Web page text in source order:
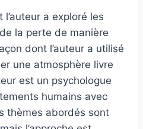
l’auteur a exploré les
la perte de manière
dont l’auteur a utilisé
une atmosphère livre
est un psychologue
humains avec
thèmes abordés sont